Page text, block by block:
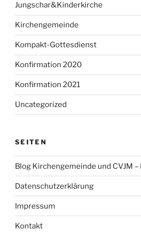
Jungschar&Kinderkirche
Kirchengemeinde
Kompakt-Gottesdienst
Konfirmation 2020
Konfirmation 2021
Uncategorized
SEITEN
Blog Kirchengemeinde und CVJM
Datenschutzerklärung
Impressum
Kontakt